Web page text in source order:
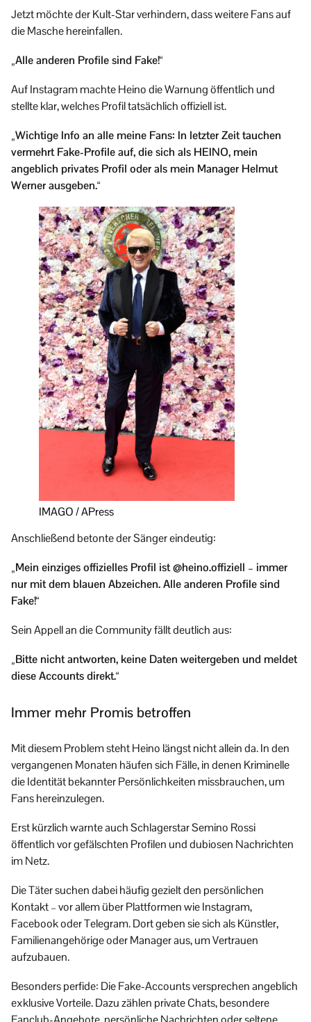
Jetzt möchte der Kult-Star verhindern, dass weitere Fans auf
die Masche hereinfallen.
„Alle anderen Profile sind Fake!“
Auf Instagram machte Heino die Warnung öffentlich und
stellte klar, welches Profil tatsächlich offiziell ist.
„Wichtige Info an alle meine Fans: In letzter Zeit tauchen
vermehrt Fake-Profile auf, die sich als HEINO, mein
angeblich privates Profil oder als mein Manager Helmut
Werner ausgeben.“
IMAGO / APress
Anschließend betonte der Sänger eindeutig:
„Mein einziges offizielles Profil ist @heino.offiziell – immer
nur mit dem blauen Abzeichen. Alle anderen Profile sind
Fake!“
Sein Appell an die Community fällt deutlich aus:
„Bitte nicht antworten, keine Daten weitergeben und meldet
diese Accounts direkt.“
Immer mehr Promis betroffen
Mit diesem Problem steht Heino längst nicht allein da. In den
vergangenen Monaten häufen sich Fälle, in denen Kriminelle
die Identität bekannter Persönlichkeiten missbrauchen, um
Fans hereinzulegen.
Erst kürzlich warnte auch Schlagerstar Semino Rossi
öffentlich vor gefälschten Profilen und dubiosen Nachrichten
im Netz.
Die Täter suchen dabei häufig gezielt den persönlichen
Kontakt – vor allem über Plattformen wie Instagram,
Facebook oder Telegram. Dort geben sie sich als Künstler,
Familienangehörige oder Manager aus, um Vertrauen
aufzubauen.
Besonders perfide: Die Fake-Accounts versprechen angeblich
exklusive Vorteile. Dazu zählen private Chats, besondere